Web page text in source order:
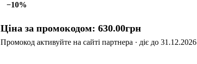
−10%
Ціна за промокодом:630.00грн
Промокод активуйте на сайті партнера · діє до 31.12.2026